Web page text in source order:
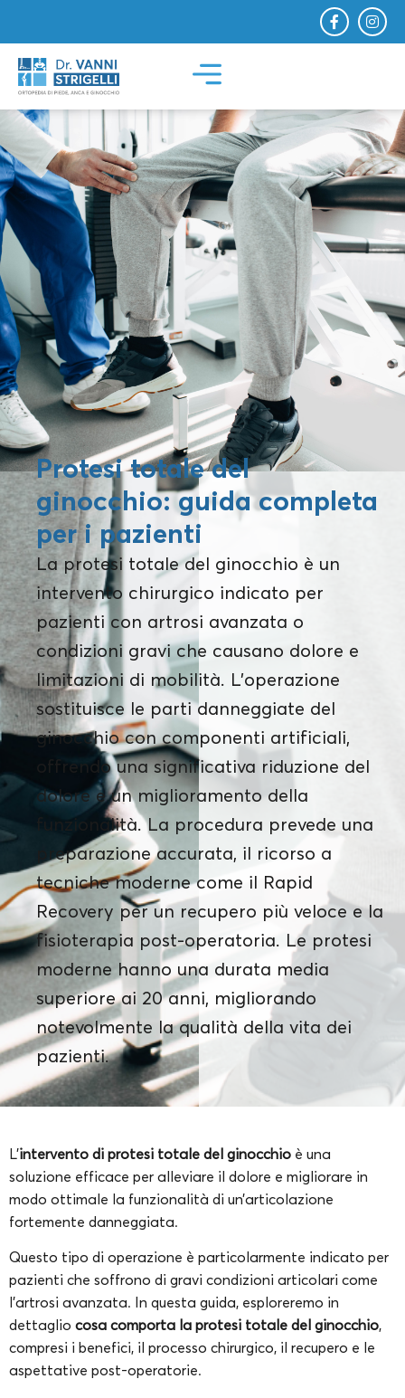
Protesi totale del
ginocchio: guida completa
per i pazienti
La protesi totale del ginocchio è un
intervento chirurgico indicato per
pazienti con artrosi avanzata o
condizioni gravi che causano dolore e
limitazioni di mobilità. L'operazione
sostituisce le parti danneggiate del
ginocchio con componenti artificiali,
offrendo una significativa riduzione del
dolore e un miglioramento della
funzionalità. La procedura prevede una
preparazione accurata, il ricorso a
tecniche moderne come il Rapid
Recovery per un recupero più veloce e la
fisioterapia post-operatoria. Le protesi
moderne hanno una durata media
superiore ai 20 anni, migliorando
notevolmente la qualità della vita dei
pazienti.
L’intervento di protesi totale del ginocchio è una
soluzione efficace per alleviare il dolore e migliorare in
modo ottimale la funzionalità di un’articolazione
fortemente danneggiata.
Questo tipo di operazione è particolarmente indicato per
pazienti che soffrono di gravi condizioni articolari come
l’artrosi avanzata. In questa guida, esploreremo in
dettaglio cosa comporta la protesi totale del ginocchio,
compresi i benefici, il processo chirurgico, il recupero e le
aspettative post-operatorie.